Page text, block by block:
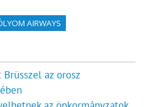
AIRWAYS
az orosz